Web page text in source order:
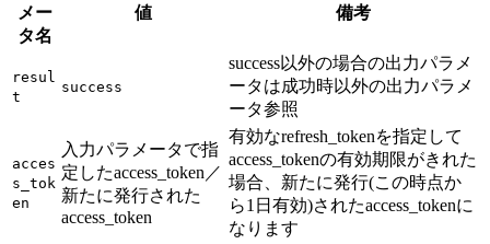
メー
タ名
値 備考
resul
t
success
success以外の場合の出力パラメ
ータは成功時以外の出力パラメ
ータ参照
acces
s_tok
en
入力パラメータで指
定したaccess_token／
新たに発行された
access_token
有効なrefresh_tokenを指定して
access_tokenの有効期限がきれた
場合、新たに発行(この時点か
ら1日有効)されたaccess_tokenに
なります